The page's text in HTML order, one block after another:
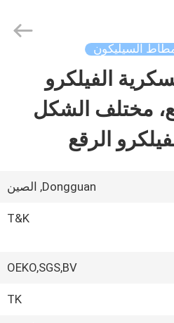
السيليكون
الفيلكرو
مختلف الشكل
الرقع
Dongguan, الصين
T&K
OEKO,SGS,BV
TK